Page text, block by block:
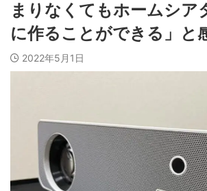
まりなくてもホームシア
に作ることができる」と
2022年5月1日